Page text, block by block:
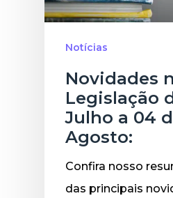
Notícias
Novidades
Legislação
Julho a 04
Agosto:
Confira nosso
das principais